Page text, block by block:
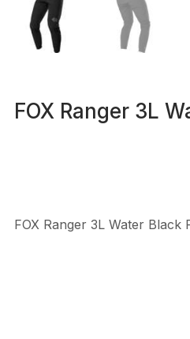
FOX Ranger 3L
FOX Ranger 3L Water Black